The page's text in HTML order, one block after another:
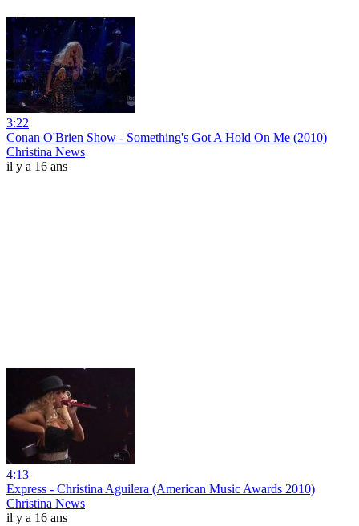
3:22
Conan O'Brien Show - Something's Got A Hold On Me (2010)
Christina News
il y a 16 ans
4:13
Express - Christina Aguilera (American Music Awards 2010)
Christina News
il y a 16 ans